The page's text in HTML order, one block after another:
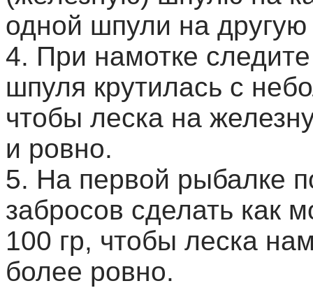
одной шпули на другую
4. При намотке
шпуля крутилась с
чтобы леска на
и ровно.
5. На первой рыбалке
забросов сделать как
100 гр, чтобы леска
более ровно.